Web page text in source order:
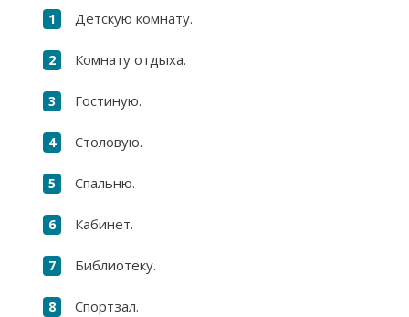
Детскую комнату.
Комнату отдыха.
Гостиную.
Столовую.
Спальню.
Кабинет.
Библиотеку.
Спортзал.